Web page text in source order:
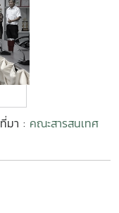
ที่มา : คณะสารสนเทศ